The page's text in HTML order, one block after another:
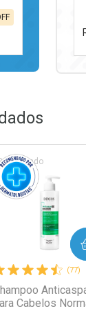
FECHAR
FECHAR
(77)
Cabelos
COMPRAR